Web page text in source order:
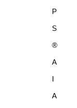
P
S
®
A
I
A